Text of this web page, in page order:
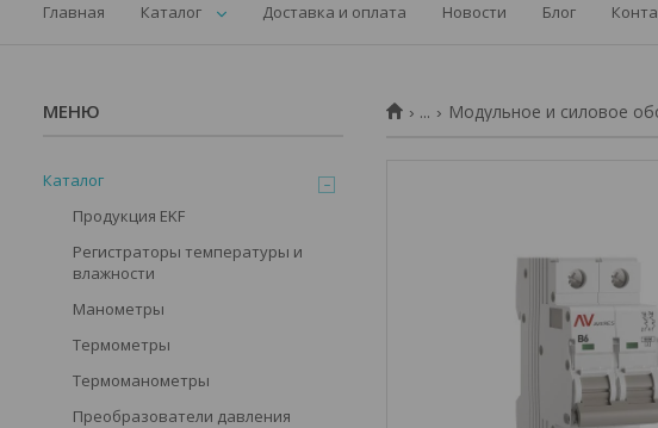
Главная Каталог Доставка и оплата Новости Блог
... Модульное и силовое
Каталог
Продукция EKF
Регистраторы температуры и
влажности
Манометры
Термометры
Термоманометры
Преобразователи давления